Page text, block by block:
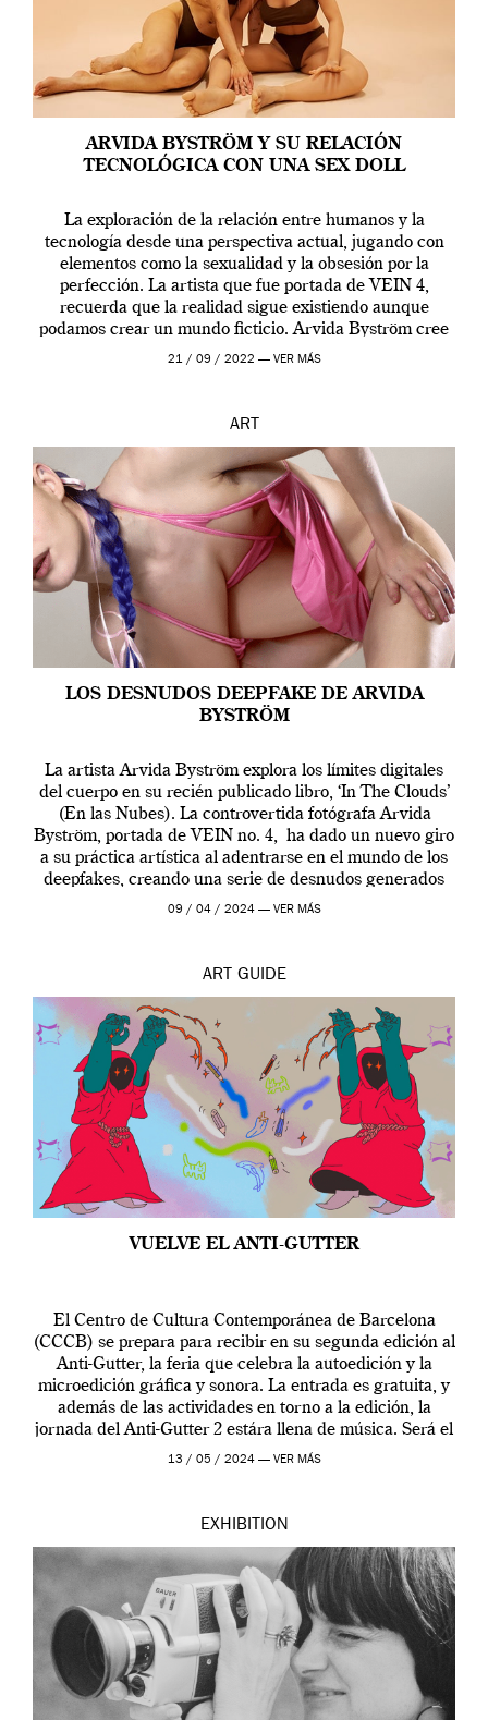
ARVIDA BYSTRÖM Y SU RELACIÓN
TECNOLÓGICA CON UNA SEX DOLL
La exploración de la relación entre humanos y la
tecnología desde una perspectiva actual, jugando con
elementos como la sexualidad y la obsesión por la
perfección. La artista que fue portada de VEIN 4,
recuerda que la realidad sigue existiendo aunque
podamos crear un mundo ficticio. Arvida Byström cree
que los humanos tienen un complejo […]
21 / 09 / 2022 — VER MÁS
ART
LOS DESNUDOS DEEPFAKE DE ARVIDA
BYSTRÖM
La artista Arvida Byström explora los límites digitales
del cuerpo en su recién publicado libro, ‘In The Clouds’
(En las Nubes). La controvertida fotógrafa Arvida
Byström, portada de VEIN no. 4, ha dado un nuevo giro
a su práctica artística al adentrarse en el mundo de los
deepfakes, creando una serie de desnudos generados
por […]
09 / 04 / 2024 — VER MÁS
ART GUIDE
VUELVE EL ANTI-GUTTER
El Centro de Cultura Contemporánea de Barcelona
(CCCB) se prepara para recibir en su segunda edición al
Anti-Gutter, la feria que celebra la autoedición y la
microedición gráfica y sonora. La entrada es gratuita, y
además de las actividades en torno a la edición, la
jornada del Anti-Gutter 2 estára llena de música. Será el
[…]
13 / 05 / 2024 — VER MÁS
EXHIBITION